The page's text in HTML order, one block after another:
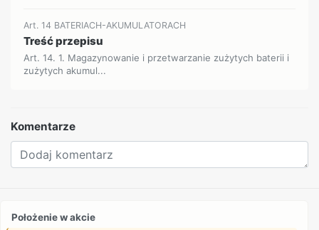
Art. 14 BATERIACH-AKUMULATORACH
Treść przepisu
Art. 14. 1. Magazynowanie i przetwarzanie zużytych baterii i
zużytych akumul...
Komentarze
Położenie w akcie